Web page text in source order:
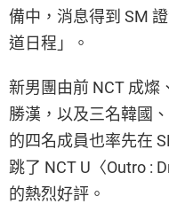
備中，消息得到 SM
道日程」。
新男團由前 NCT 成燦
勝漢，以及三名韓國
的四名成員也率先在
跳了 NCT U〈Outro :
的熱烈好評。